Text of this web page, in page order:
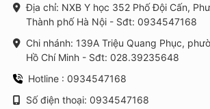
Địa chỉ: NXB Y học 352 Phố Đội Cấn,
Thành phố Hà Nội - Sđt: 0934547168
Chi nhánh: 139A Triệu Quang Phục,
Hồ Chí Minh - Sđt: 028.39235648
Hotline : 0934547168
Số điện thoại: 0934547168